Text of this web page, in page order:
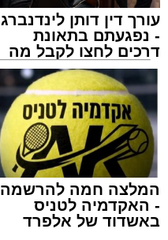
עורך דין דותן לינדנברג
- נפגעתם בתאונת
דרכים לחצו לקבל מה
שמגיע לכם
המלצה חמה להרשמה
- האקדמיה לטניס
באשדוד של אלפרד